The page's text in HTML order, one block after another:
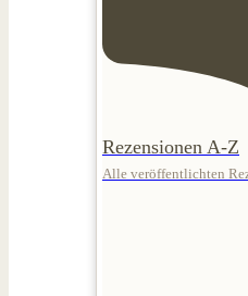
Rezensionen A-Z
Alle veröffentlichten